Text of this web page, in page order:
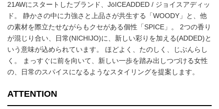
21AWにスタートしたブランド、JöICEADDED / ジョイスアディッ
ド。 静かさの中に力強さと上品さが共生する「WOODY」と、他
の素材を際立たせながらもクセがある個性「SPICE」。 2つの香り
が混じり合い、日常(NICHIJO)に、新しい彩りを加える(ADDED)と
いう意味が込められています。 ほどよく、たのしく、じぶんらし
く。 まっすぐに前を向いて、新しい一歩を踏み出しつづける女性
の、日常のスパイスになるようなスタイリングを提案します。
ATTENTION